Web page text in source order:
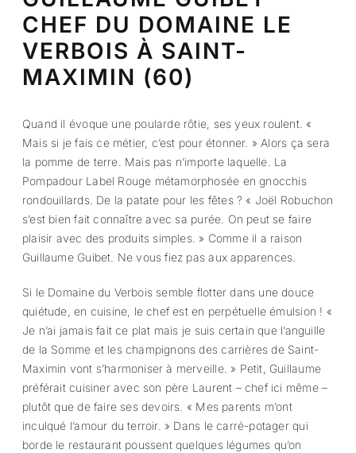
CHEF DU DOMAINE LE
VERBOIS À SAINT-
MAXIMIN (60)
Quand il évoque une poularde rôtie, ses yeux roulent. «
Mais si je fais ce métier, c’est pour étonner. » Alors ça sera
la pomme de terre. Mais pas n’importe laquelle. La
Pompadour Label Rouge métamorphosée en gnocchis
rondouillards. De la patate pour les fêtes ? « Joël Robuchon
s’est bien fait connaître avec sa purée. On peut se faire
plaisir avec des produits simples. » Comme il a raison
Guillaume Guibet. Ne vous fiez pas aux apparences.
Si le Domaine du Verbois semble flotter dans une douce
quiétude, en cuisine, le chef est en perpétuelle émulsion ! «
Je n’ai jamais fait ce plat mais je suis certain que l’anguille
de la Somme et les champignons des carrières de Saint-
Maximin vont s’harmoniser à merveille. » Petit, Guillaume
préférait cuisiner avec son père Laurent – chef ici même –
plutôt que de faire ses devoirs. « Mes parents m’ont
inculqué l’amour du terroir. » Dans le carré-potager qui
borde le restaurant poussent quelques légumes qu’on